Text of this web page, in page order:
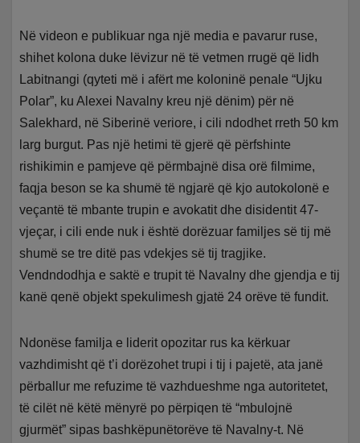
Në videon e publikuar nga një media e pavarur ruse,
shihet kolona duke lëvizur në të vetmen rrugë që lidh
Labitnangi (qyteti më i afërt me koloninë penale “Ujku
Polar”, ku Alexei Navalny kreu një dënim) për në
Salekhard, në Siberinë veriore, i cili ndodhet rreth 50 km
larg burgut. Pas një hetimi të gjerë që përfshinte
rishikimin e pamjeve që përmbajnë disa orë filmime,
faqja beson se ka shumë të ngjarë që kjo autokolonë e
veçantë të mbante trupin e avokatit dhe disidentit 47-
vjeçar, i cili ende nuk i është dorëzuar familjes së tij më
shumë se tre ditë pas vdekjes së tij tragjike.
Vendndodhja e saktë e trupit të Navalny dhe gjendja e tij
kanë qenë objekt spekulimesh gjatë 24 orëve të fundit.
Ndonëse familja e liderit opozitar rus ka kërkuar
vazhdimisht që t’i dorëzohet trupi i tij i pajetë, ata janë
përballur me refuzime të vazhdueshme nga autoritetet,
të cilët në këtë mënyrë po përpiqen të “mbulojnë
gjurmët” sipas bashkëpunëtorëve të Navalny-t. Në